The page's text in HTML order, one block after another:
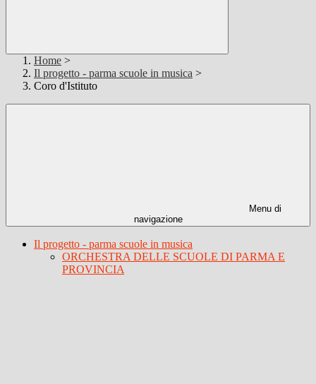
Home >
Il progetto - parma scuole in musica >
Coro d'Istituto
Menu di
navigazione
Il progetto - parma scuole in musica
ORCHESTRA DELLE SCUOLE DI PARMA E
PROVINCIA